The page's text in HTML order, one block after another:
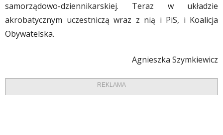
samorządowo-dziennikarskiej. Teraz w układzie
akrobatycznym uczestniczą wraz z nią i PiS, i Koalicja
Obywatelska.
Agnieszka Szymkiewicz
REKLAMA